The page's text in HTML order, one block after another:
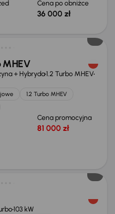
Cena po obniżce
36 000 zł
MHEV
+ Hybryda1.2 Turbo MHEV
1.2 Turbo MHEV
Cena promocyjna
81 000 zł
103 kW